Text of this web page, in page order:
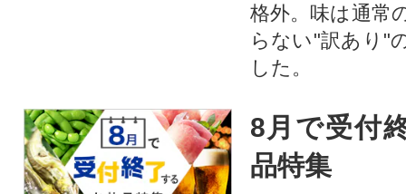
格外。味は通常
らない"訳あり"
した。
8月で受付
品特集